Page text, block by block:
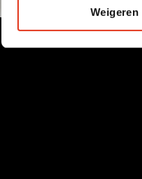
Weigeren
Broodmes